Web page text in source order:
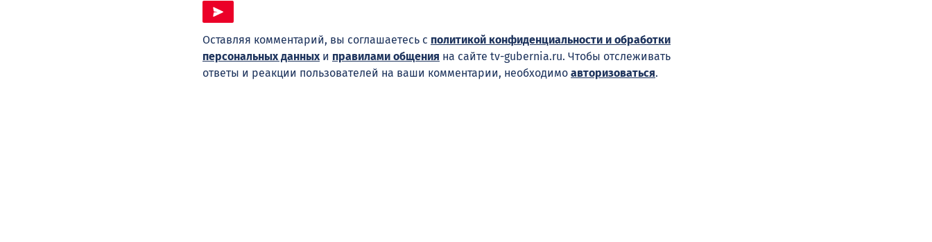
Оставляя комментарий, вы соглашаетесь с политикой конфиденциальности и обработки
персональных данныхи правилами общения на сайте tv-gubernia.ru. Чтобы отслеживать
ответы и реакции пользователей на ваши комментарии, необходимо авторизоваться.